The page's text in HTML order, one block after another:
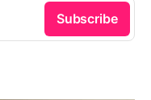
Subscribe